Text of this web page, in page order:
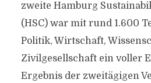
zweite Hamburg
(HSC) war mit rund 1.600
Politik, Wirtschaft,
Zivilgesellschaft ein voller
Ergebnis der zweitägigen